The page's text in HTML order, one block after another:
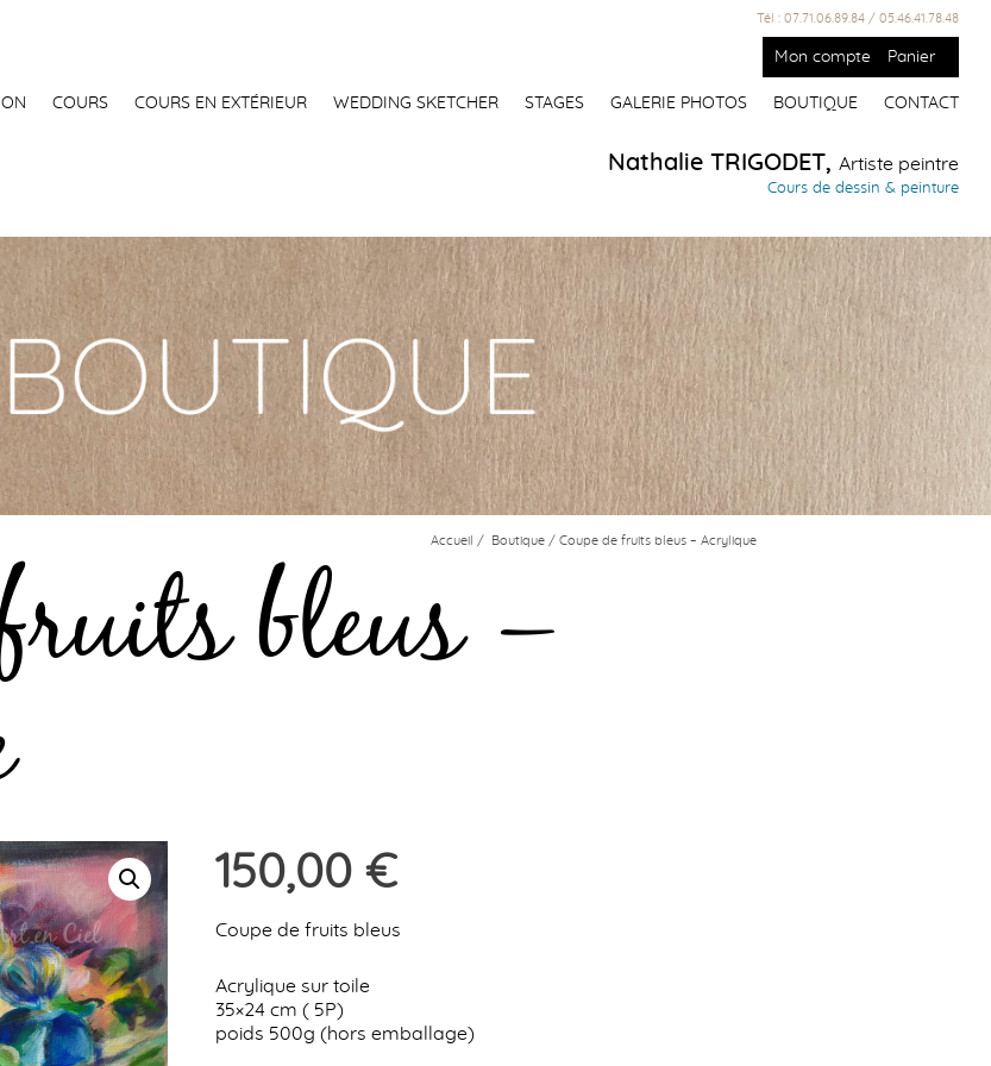
Tél : 07.71.06.89.84 / 05.46.41.78.48
Mon compte Panier
COURS COURS EN EXTÉRIEUR WEDDING SKETCHER STAGES GALERIE PHOTOS BOUTIQUE CONTACT
Nathalie TRIGODET,Artiste peintre
Cours de dessin & peinture
Accueil / Boutique / Coupe de fruits bleus – Acrylique
bleus –
150,00 €
Coupe de fruits bleus
Acrylique sur toile
35×24 cm ( 5P)
poids 500g (hors emballage)